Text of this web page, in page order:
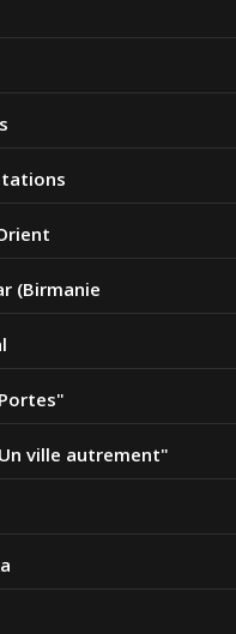
(Birmanie
ville autrement"